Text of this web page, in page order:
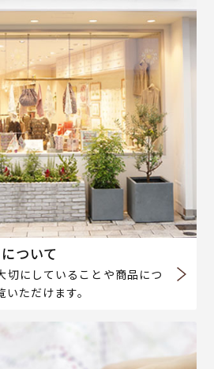
ついて
切にしていることや商品につ
ただけます。